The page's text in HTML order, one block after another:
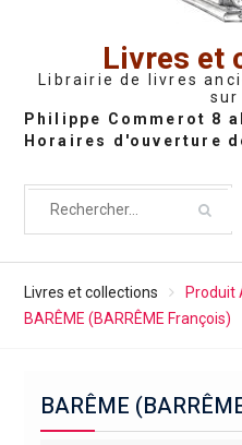
Livres et
Librairie de livres
sur
Livres et collections
Produit
BARÊME (BARRÊME François)
BARÊME